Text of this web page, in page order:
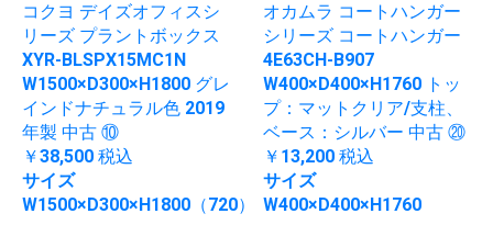
コクヨ デイズオフィスシ
リーズ プラントボックス
XYR-BLSPX15MC1N
W1500×D300×H1800 グレ
インドナチュラル色 2019
年製 中古 ⑩
￥38,500 税込
サイズ
W1500×D300×H1800（720）
オカムラ コートハンガー
シリーズ コートハンガー
4E63CH-B907
W400×D400×H1760 トッ
プ：マットクリア/支柱、
ベース：シルバー 中古 ⑳
￥13,200 税込
サイズ
W400×D400×H1760